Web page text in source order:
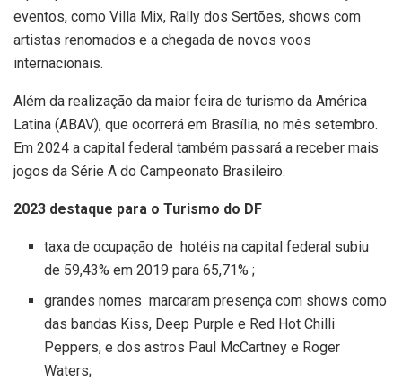
eventos, como Villa Mix, Rally dos Sertões, shows com
artistas renomados e a chegada de novos voos
internacionais.
Além da realização da maior feira de turismo da América
Latina (ABAV), que ocorrerá em Brasília, no mês setembro.
Em 2024 a capital federal também passará a receber mais
jogos da Série A do Campeonato Brasileiro.
2023 destaque para o Turismo do DF
taxa de ocupação de hotéis na capital federal subiu
de 59,43% em 2019 para 65,71% ;
grandes nomes marcaram presença com shows como
das bandas Kiss, Deep Purple e Red Hot Chilli
Peppers, e dos astros Paul McCartney e Roger
Waters;